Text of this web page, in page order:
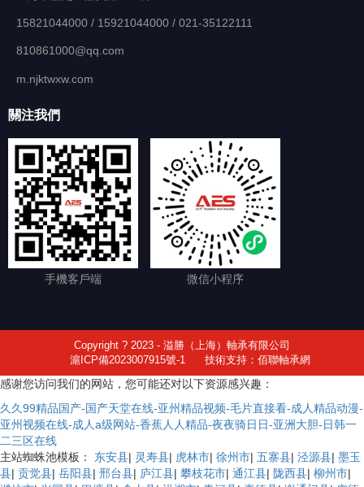
15821044000 / 15921044000 / 021-35122111
810861000@qq.com
m.njktwxw.com
關注我們
手機客戶端 微信小程序
Copyright ? 2023 - 溢勝（上海）軸承有限公司
滬ICP備2023007915號-1
技術支持：佰聯軸承網
感谢您访问我们的网站，您可能还对以下资源感兴趣：
久久99精品国产-国产天堂在线-亚州精品视频-毛片直接看-成人精品动漫-
亚州视频在线-成人a级网站-香蕉人人精品-夜夜骑日日-亚洲大胆-日韩一
二三区在线
主站蜘蛛池模板： 东安县| 灵寿县| 虎林市| 徐州市| 五寨县| 泾源县| 墨玉
县| 贡觉县| 岳阳县| 邢台县| 庐江县| 攀枝花市| 通江县| 陇西县| 柳州市|